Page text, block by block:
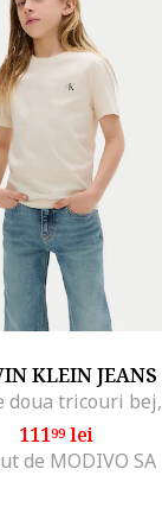
KLEIN JEANS
doua tricouri bej,
11199lei
de MODIVO SA